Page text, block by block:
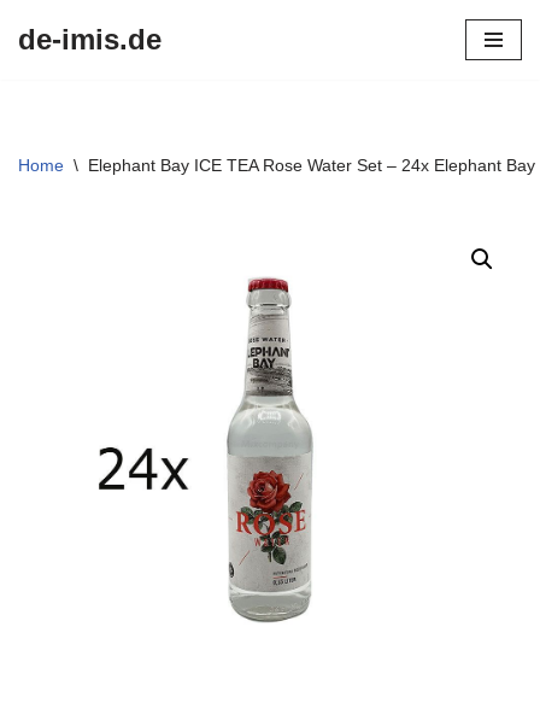
de-imis.de
Home \ Elephant Bay ICE TEA Rose Water Set – 24x Elephant